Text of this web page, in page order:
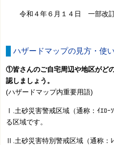
令和４年６月１４日 一部改
ハザードマップの見方・使
①皆さんのご自宅周辺や地区がど
認しましょう。
(ハザードマップ内重要用語)
Ⅰ.土砂災害警戒区域（通称：ｲｴﾛｰ
る区域です。
Ⅱ.土砂災害特別警戒区域（通称：ﾚ